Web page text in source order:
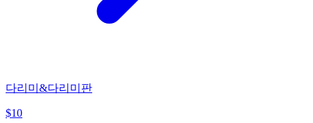
다리미&다리미판
$10